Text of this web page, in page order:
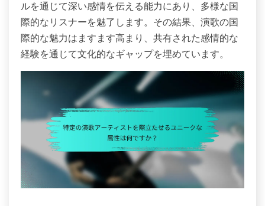
ルを通じて深い感情を伝える能力にあり、多様な国
際的なリスナーを魅了します。その結果、演歌の国
際的な魅力はますます高まり、共有された感情的な
経験を通じて文化的なギャップを埋めています。